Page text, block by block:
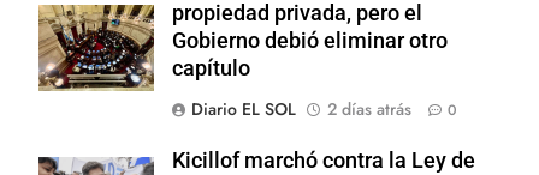
propiedad privada, pero el
Gobierno debió eliminar otro
capítulo
Diario EL SOL
2 días atrás 0
Kicillof marchó contra la Ley de